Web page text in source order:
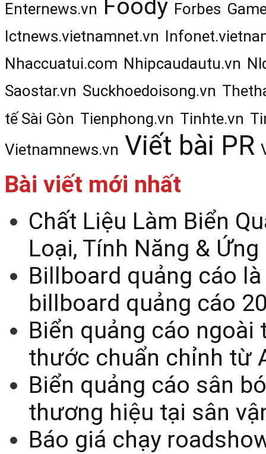
Enternews.vn Foody Forbes
Ictnews.vietnamnet.vn
Nhaccuatui.com Nhipcaudautu.vn
Saostar.vn Suckhoedoisong.vn
tế Sài Gòn Tienphong.vn Tinhte.vn
Vietnamnews.vn Viết bài PR
Bài viết mới nhất
Chất Liệu Làm Biển
Loại, Tính Năng &
Billboard quảng cáo
billboard quảng cáo
Biển quảng cáo
thước chuẩn chỉnh từ
Biển quảng cáo sân
thương hiệu tại sân
Báo giá chạy